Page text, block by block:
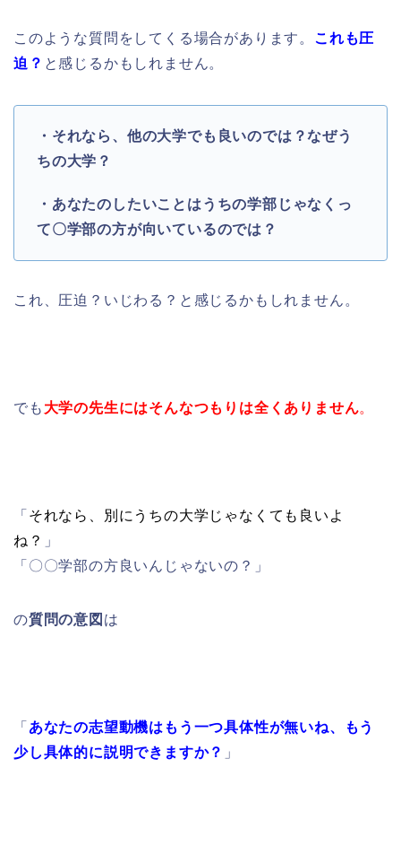
このような質問をしてくる場合があります。 これも圧
迫？ と感じるかもしれません。
・それなら、他の大学でも良いのでは？なぜう
ちの大学？
・あなたのしたいことはうちの学部じゃなくっ
て〇学部の方が向いているのでは？
これ、圧迫？いじわる？と感じるかもしれません。
でも 大学の先生にはそんなつもりは全くありません。
「 それなら、別にうちの大学じゃなくても良いよ
ね？
」
「〇〇学部の方良いんじゃないの？」
の質問の意図 は
「 あなたの志望動機はもう一つ具体性が無いね、もう
少し具体的に説明できますか？ 」